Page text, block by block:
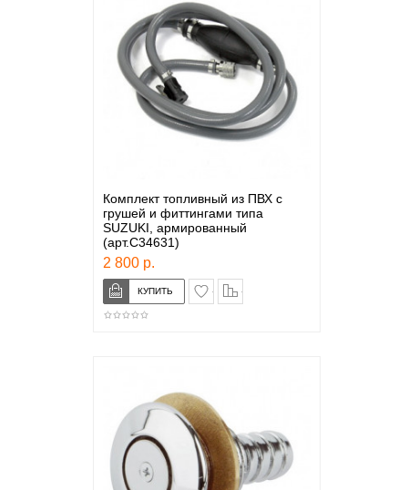
Комплект топливный из ПВХ с
грушей и фиттингами типа
SUZUKI, армированный
(арт.C34631)
2 800 р.
в закладки